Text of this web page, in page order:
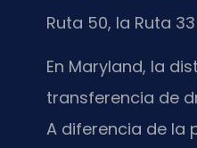
Ruta 50, la Ruta
En Maryland, la
transferencia de
A diferencia de la